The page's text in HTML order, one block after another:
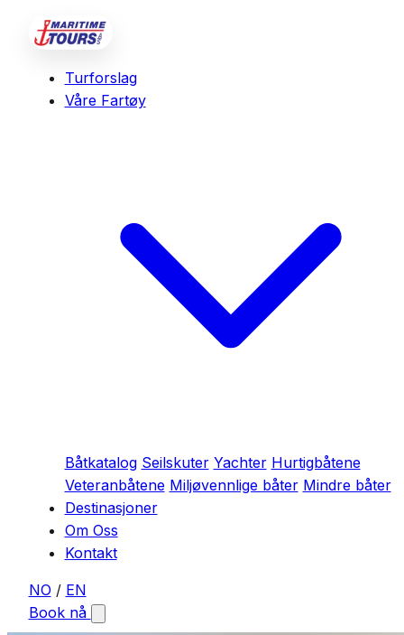
Turforslag
Våre Fartøy
Båtkatalog Seilskuter Yachter Hurtigbåtene
Veteranbåtene Miljøvennlige båter Mindre båter
Destinasjoner
Om Oss
Kontakt
NO / EN
Book nå